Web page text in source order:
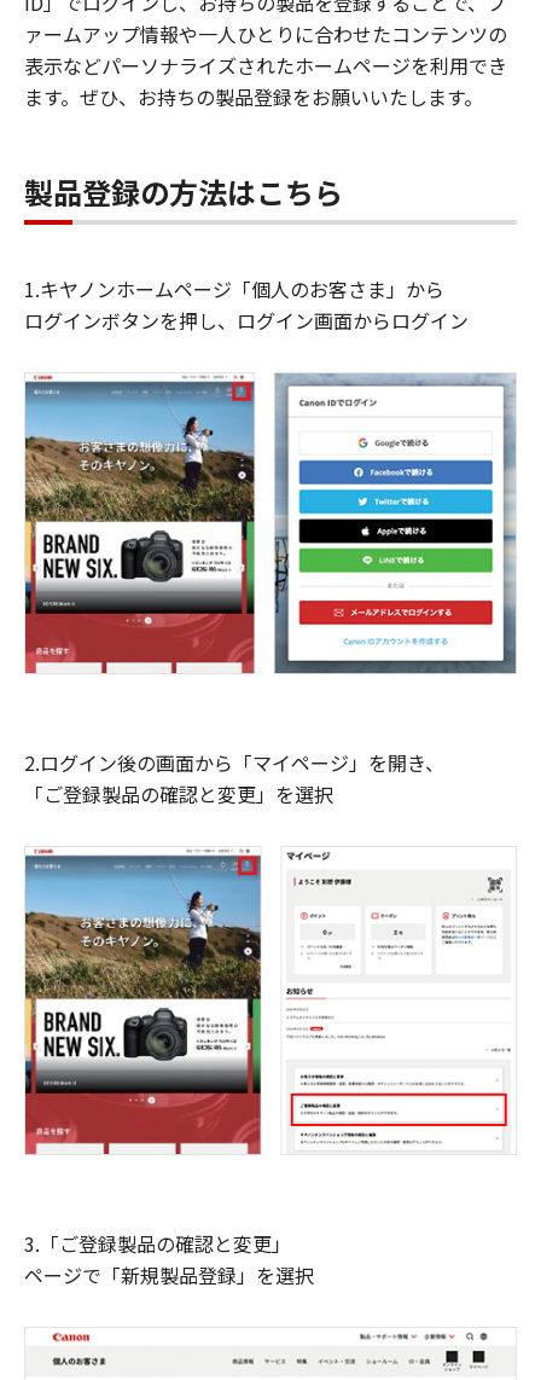
ァームアップ情報や一人ひとりに合わせたコンテンツの
表示などパーソナライズされたホームページを利用でき
ます。ぜひ、お持ちの製品登録をお願いいたします。
製品登録の方法はこちら
1.キヤノンホームページ「個人のお客さま」から
ログインボタンを押し、ログイン画面からログイン
2.ログイン後の画面から「マイページ」を開き、
「ご登録製品の確認と変更」を選択
3.「ご登録製品の確認と変更」
ページで「新規製品登録」を選択